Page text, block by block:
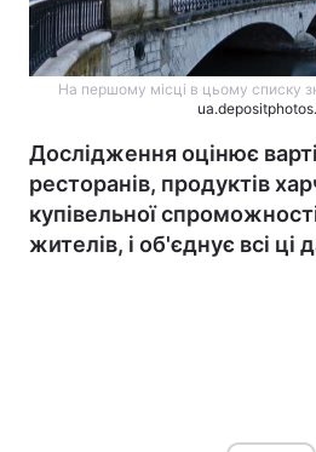
На першому місці в цьому списку
Дослідження оцінює
ресторанів, продуктів
купівельної
жителів, і об'єднує всі ці